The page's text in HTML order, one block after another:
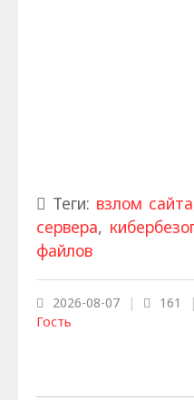
Теги: взлом сайта
сервера,
файлов
2026-08-07 | 161 |
Гость